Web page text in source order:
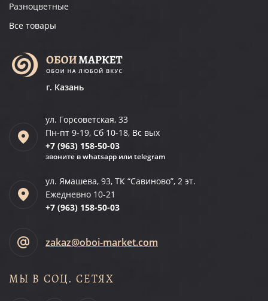
Разноцветные
Все товары
г. Казань
ул. Горсоветская, 33
Пн-пт 9-19, Сб 10-18, Вс вых
+7 (963) 158-50-03
звоните в whatsapp или telegram
ул. Ямашева, 93, ТК “Савиново”, 2 эт.
Ежедневно 10-21
+7 (963) 158-50-03
zakaz@oboi-market.com
МЫ В СОЦ. СЕТЯХ